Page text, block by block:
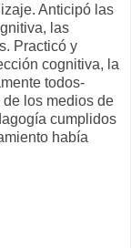
Anticipó las
las
Practicó y
cognitiva, la
todos-
los medios de
cumplidos
había